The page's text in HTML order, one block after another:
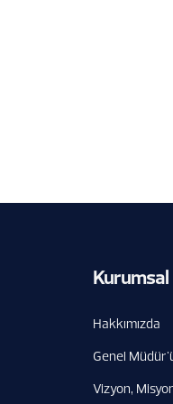
Kurumsal
Hakkımızda
Genel
Vizyon,